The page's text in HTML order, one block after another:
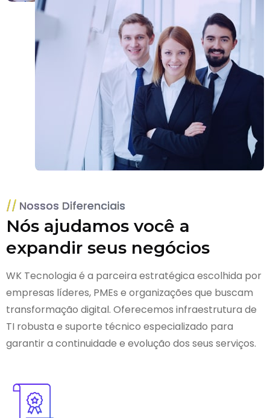
Nossos Diferenciais
Nós ajudamos você a
expandir seus negócios
WK Tecnologia é a parceira estratégica escolhida por
empresas líderes, PMEs e organizações que buscam
transformação digital. Oferecemos infraestrutura de
TI robusta e suporte técnico especializado para
garantir a continuidade e evolução dos seus serviços.